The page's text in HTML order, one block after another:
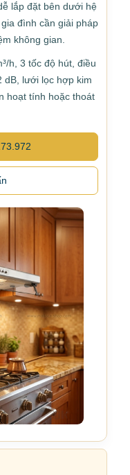
lắp đặt bên dưới hệ
đình cần giải pháp
không gian.
h, 3 tốc độ hút, điều
dB, lưới lọc hợp kim
hoạt tính hoặc thoát